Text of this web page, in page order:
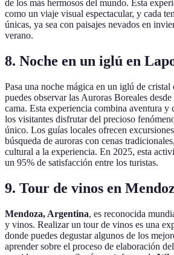
de los más hermosos del mundo. Esta
como un viaje visual espectacular, y cada
únicas, ya sea con paisajes nevados en
verano.
8. Noche en un iglú en
Pasa una noche mágica en un iglú de cristal
puedes observar las Auroras Boreales
cama. Esta experiencia combina aventura y
los visitantes disfrutar del precioso
único. Los guías locales ofrecen
búsqueda de auroras con cenas
cultural a la experiencia. En 2025, esta
un 95% de satisfacción entre los turistas.
9. Tour de vinos en
Mendoza, Argentina, es reconocida
y vinos. Realizar un tour de vinos es una
donde puedes degustar algunos de los
aprender sobre el proceso de elaboración